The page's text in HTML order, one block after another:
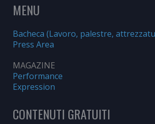
MENU
Bacheca (Lavoro, palestre,
Press Area
MAGAZINE
Performance
Expression
CONTENUTI GRATUITI